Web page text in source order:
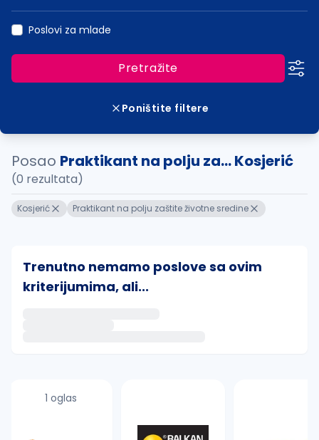
Poslovi za mlade
Pretražite
Poništite filtere
Posao Praktikant na polju za... Kosjerić
(0 rezultata)
Kosjerić Praktikant na polju zaštite životne sredine
Trenutno nemamo poslove sa ovim
kriterijumima, ali...
Takođe možete da:
1 oglas